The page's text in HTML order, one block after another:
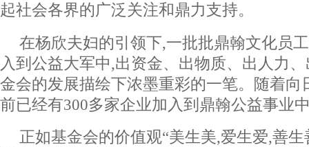
起社会各界的广泛关注和鼎力支持。
在杨欣夫妇的引领下,一批批鼎翰文化员
入到公益大军中,出资金、出物质、出人力
金会的发展描绘下浓墨重彩的一笔。随着向
前已经有300多家企业加入到鼎翰公益事业
正如基金会的价值观“美生美,爱生爱,善